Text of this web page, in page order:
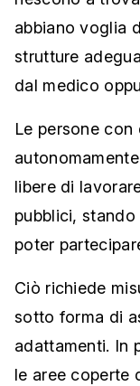
abbiano voglia
strutture
dal medico
Le persone
libere di
pubblici,
poter
Ciò richiede
sotto forma di
adattamenti. In
le aree coperte